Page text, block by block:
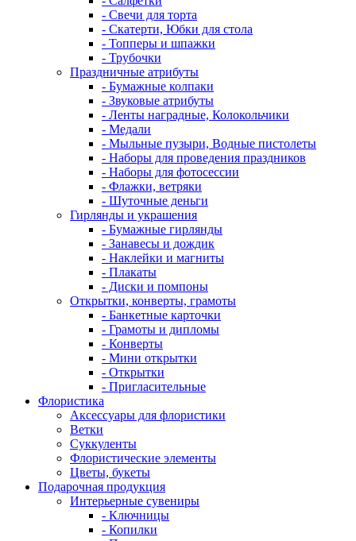
- Свечи для торта
- Скатерти, Юбки для стола
- Топперы и шпажки
- Трубочки
Праздничные атрибуты
- Бумажные колпаки
- Звуковые атрибуты
- Ленты наградные, Колокольчики
- Медали
- Мыльные пузыри, Водные пистолеты
- Наборы для проведения праздников
- Наборы для фотосессии
- Флажки, ветряки
- Шуточные деньги
Гирлянды и украшения
- Бумажные гирлянды
- Занавесы и дождик
- Наклейки и магниты
- Плакаты
- Диски и помпоны
Открытки, конверты, грамоты
- Банкетные карточки
- Грамоты и дипломы
- Конверты
- Мини открытки
- Открытки
- Пригласительные
Флористика
Аксессуары для флористики
Ветки
Суккуленты
Флористические элементы
Цветы, букеты
Подарочная продукция
Интерьерные сувениры
- Ключницы
- Копилки